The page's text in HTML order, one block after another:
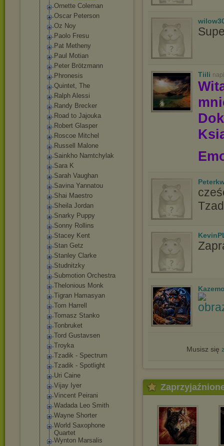
Ornette Coleman
Oscar Peterson
Oz Noy
Paolo Fresu
Pat Metheny
Paul Motian
Peter Brötzmann
Phronesis
Quintet, The
Ralph Alessi
Randy Brecker
Road to Jajouka
Robert Glasper
Roscoe Mitchel
Russell Malone
Sainkho Namtchylak
Sara K
Sarah Vaughan
Savina Yannatou
Shai Maestro
Sheila Jordan
Snarky Puppy
Sonny Rollins
Stacey Kent
Stan Getz
Stanley Clarke
Studnitzky
Submotion Orchestra
Thelonious Monk
Tigran Hamasyan
Tom Harrell
Tomasz Stanko
Tonbruket
Tord Gustavsen
Troyka
Tzadik - Spectrum
Tzadik - Spotlight
Uri Caine
Vijay Iyer
Vincent Peirani
Wadada Leo Smith
Wayne Shorter
World Saxophone
Quartet
Wynton Marsalis
Tiili
Musisz się